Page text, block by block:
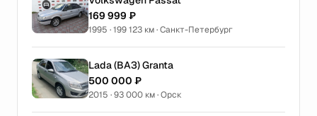
169 999 ₽
1995 · 199 123 км · Санкт-Петербург
Lada (ВАЗ) Granta
500 000 ₽
2015 · 93 000 км · Орск